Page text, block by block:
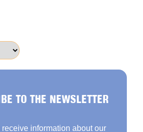
TO THE NEWSLETTER
receive information about our